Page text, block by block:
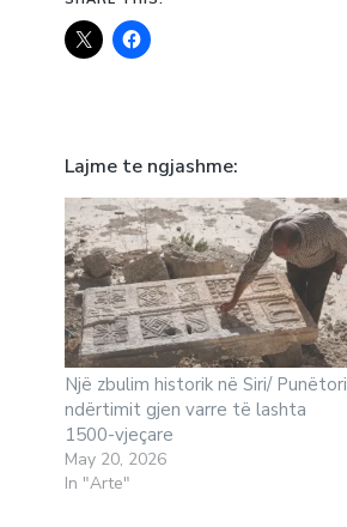
Lajme te ngjashme
Një zbulim historik në Siri/
ndërtimit gjen varre të lashta
1500-vjeçare
May 20, 2026
In "Arte"